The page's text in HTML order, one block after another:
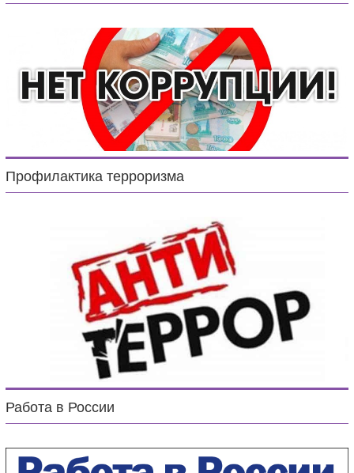
Профилактика терроризма
Работа в России